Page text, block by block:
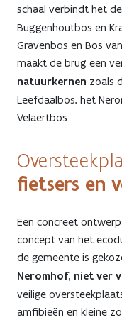
schaal verbindt het de
Buggenhoutbos en
Gravenbos en Bos
maakt de brug een
natuurkernen zoals
Leefdaalbos, het
Velaertbos.
fietsers en
Een concreet
concept van het
de gemeente is
Neromhof, niet ver
veilige
amfibieën en kleine